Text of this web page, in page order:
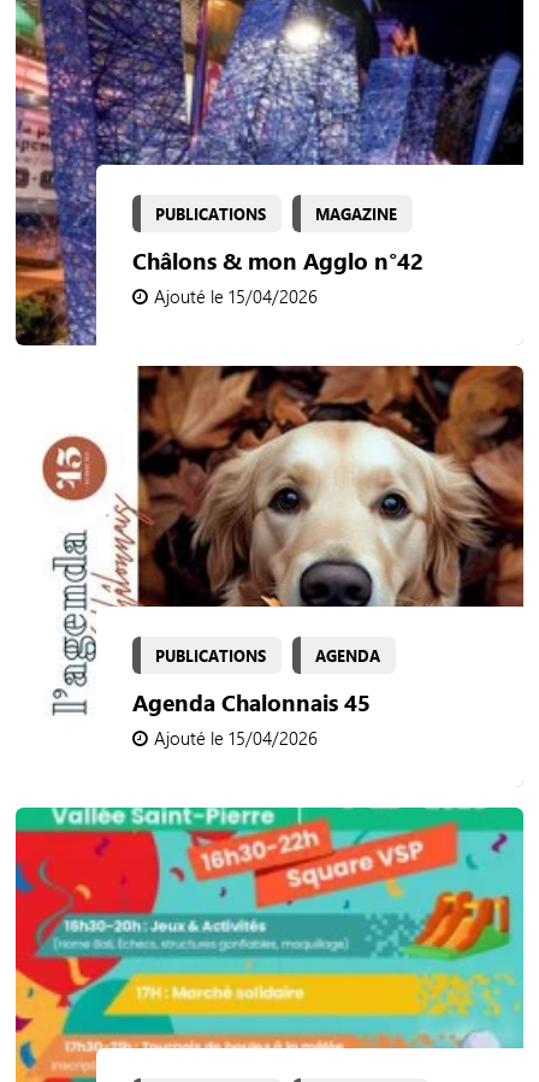
PUBLICATIONS MAGAZINE
Châlons & mon Agglo n°42
Ajouté le 15/04/2026
PUBLICATIONS AGENDA
Agenda Chalonnais 45
Ajouté le 15/04/2026